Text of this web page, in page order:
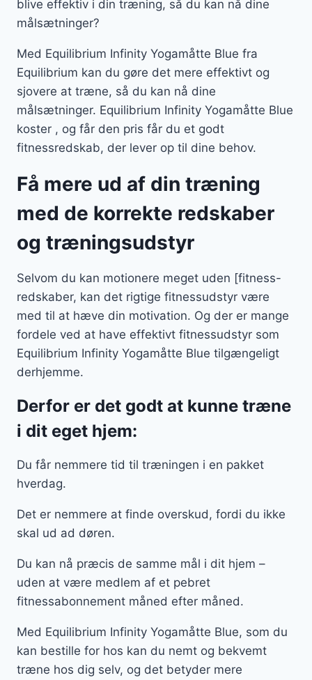
blive effektiv i din træning, så du kan nå dine
målsætninger?
Med Equilibrium Infinity Yogamåtte Blue fra
Equilibrium kan du gøre det mere effektivt og
sjovere at træne, så du kan nå dine
målsætninger. Equilibrium Infinity Yogamåtte Blue
koster , og får den pris får du et godt
fitnessredskab, der lever op til dine behov.
Få mere ud af din træning
med de korrekte redskaber
og træningsudstyr
Selvom du kan motionere meget uden [fitness-
redskaber, kan det rigtige fitnessudstyr være
med til at hæve din motivation. Og der er mange
fordele ved at have effektivt fitnessudstyr som
Equilibrium Infinity Yogamåtte Blue tilgængeligt
derhjemme.
Derfor er det godt at kunne træne
i dit eget hjem:
Du får nemmere tid til træningen i en pakket
hverdag.
Det er nemmere at finde overskud, fordi du ikke
skal ud ad døren.
Du kan nå præcis de samme mål i dit hjem –
uden at være medlem af et pebret
fitnessabonnement måned efter måned.
Med Equilibrium Infinity Yogamåtte Blue, som du
kan bestille for hos kan du nemt og bekvemt
træne hos dig selv, og det betyder mere